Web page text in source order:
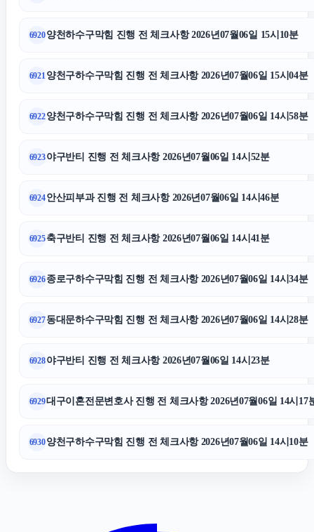
부산흥신소
인스타그램 좋아요 구매
고양이보호소
수원형사변호사
부산휴대폰성지
6920양천하수구막힘 진행 전 체크사항 2026년07월06일 15시10분
6921 양천구하수구막힘 진행 전 체크사항 2026년07월06일 15시04분
6922양천구하수구막힘 진행 전 체크사항 2026년07월06일 14시58분
6923야구반티 진행 전 체크사항 2026년07월06일 14시52분
6924안산피부과 진행 전 체크사항 2026년07월06일 14시46분
6925축구반티 진행 전 체크사항 2026년07월06일 14시41분
6926종로구하수구막힘 진행 전 체크사항 2026년07월06일 14시34분
6927동대문하수구막힘 진행 전 체크사항 2026년07월06일 14시28분
6928야구반티 진행 전 체크사항 2026년07월06일 14시23분
6929대구이혼전문변호사 진행 전 체크사항 2026년07월06일 14시17
6930양천구하수구막힘 진행 전 체크사항 2026년07월06일 14시10분